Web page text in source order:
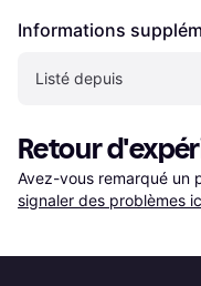
Informations
Listé depuis
Retour
Avez-vous remarqué un
signaler des problèmes